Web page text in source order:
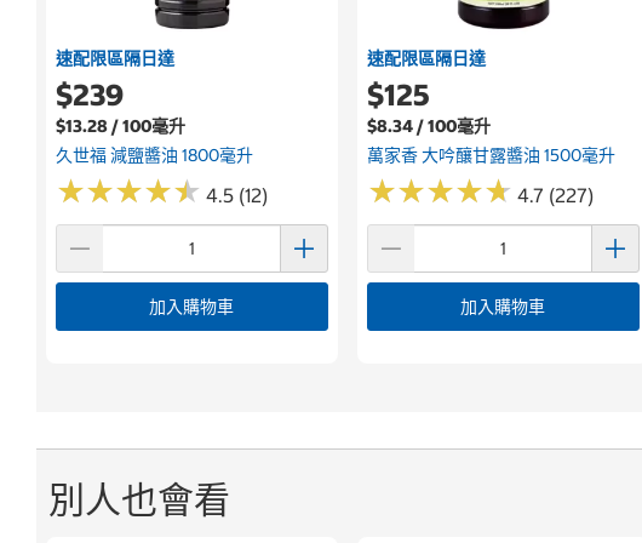
速配限區隔日達
$239
$13.28 / 100毫升
久世福 減鹽醬油 1800毫升
★★★★★
★★★★★ 4.5 (12)
加入購物車
速配限區隔日達
$125
$8.34 / 100毫升
萬家香 大吟釀甘露醬油 1500毫升
★★★★★
★★★★★ 4.7 (227)
加入購物車
別人也會看